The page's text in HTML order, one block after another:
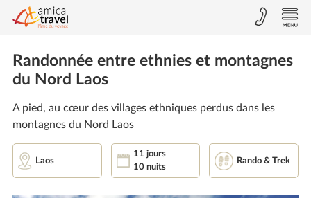
Randonnée entre ethnies et montagnes
du Nord Laos
A pied, au cœur des villages ethniques perdus dans les
montagnes du Nord Laos
Laos
11 jours
10 nuits
Rando & Trek